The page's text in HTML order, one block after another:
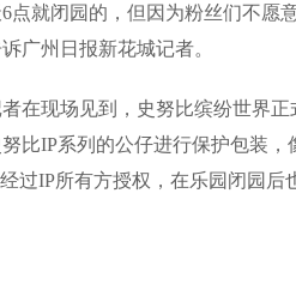
点就闭园的，但因为粉丝们不愿
广州日报新花城记者。
者在现场见到，史努比缤纷世界
努比IP系列的公仔进行保护包装
过IP所有方授权，在乐园闭园后